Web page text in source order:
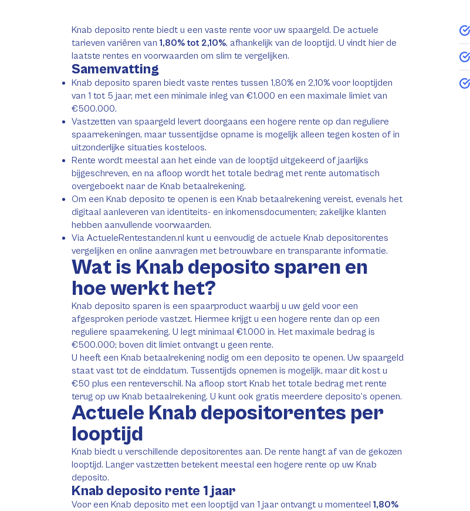
Knab deposito rente biedt u een vaste rente voor uw spaargeld. De actuele
tarieven variëren van 1,80% tot 2,10%, afhankelijk van de looptijd. U vindt hier de
laatste rentes en voorwaarden om slim te vergelijken.
Samenvatting
Knab deposito sparen biedt vaste rentes tussen 1,80% en 2,10% voor looptijden
van 1 tot 5 jaar, met een minimale inleg van €1.000 en een maximale limiet van
€500.000.
Vastzetten van spaargeld levert doorgaans een hogere rente op dan reguliere
spaarrekeningen, maar tussentijdse opname is mogelijk alleen tegen kosten of in
uitzonderlijke situaties kosteloos.
Rente wordt meestal aan het einde van de looptijd uitgekeerd of jaarlijks
bijgeschreven, en na afloop wordt het totale bedrag met rente automatisch
overgeboekt naar de Knab betaalrekening.
Om een Knab deposito te openen is een Knab betaalrekening vereist, evenals het
digitaal aanleveren van identiteits- en inkomensdocumenten; zakelijke klanten
hebben aanvullende voorwaarden.
Via ActueleRentestanden.nl kunt u eenvoudig de actuele Knab depositorentes
vergelijken en online aanvragen met betrouwbare en transparante informatie.
Wat is Knab deposito sparen en
hoe werkt het?
Knab deposito sparen is een spaarproduct waarbij u uw geld voor een
afgesproken periode vastzet. Hiermee krijgt u een hogere rente dan op een
reguliere spaarrekening. U legt minimaal €1.000 in. Het maximale bedrag is
€500.000; boven dit limiet ontvangt u geen rente.
U heeft een Knab betaalrekening nodig om een deposito te openen. Uw spaargeld
staat vast tot de einddatum. Tussentijds opnemen is mogelijk, maar dit kost u
€50 plus een renteverschil. Na afloop stort Knab het totale bedrag met rente
terug op uw Knab betaalrekening. U kunt ook gratis meerdere deposito’s openen.
Actuele Knab depositorentes per
looptijd
Knab biedt u verschillende depositorentes aan. De rente hangt af van de gekozen
looptijd. Langer vastzetten betekent meestal een hogere rente op uw Knab
deposito.
Knab deposito rente 1 jaar
Voor een Knab deposito met een looptijd van 1 jaar ontvangt u momenteel 1,80%